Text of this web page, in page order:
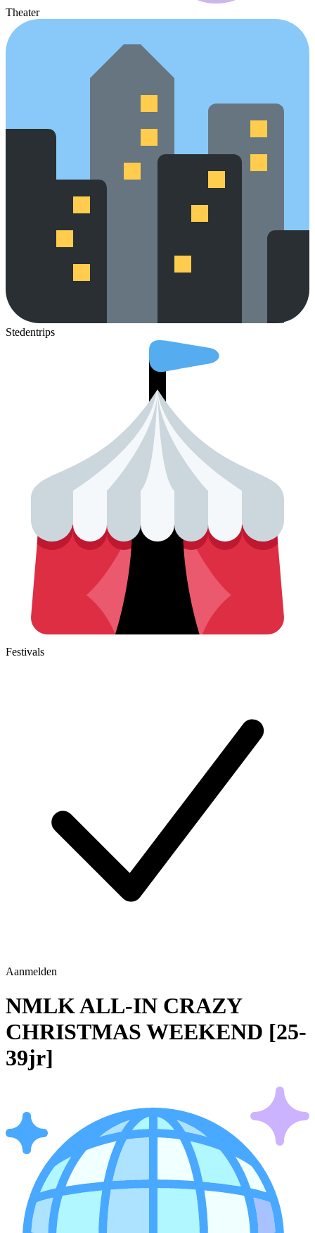
Theater
Stedentrips
Festivals
Aanmelden
NMLK ALL-IN CRAZY
CHRISTMAS WEEKEND [25-
39jr]